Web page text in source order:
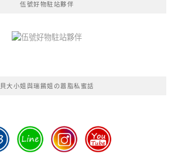
伍號好物駐站夥伴
貝大小姐與瑞餚姐の囂脂私蜜話